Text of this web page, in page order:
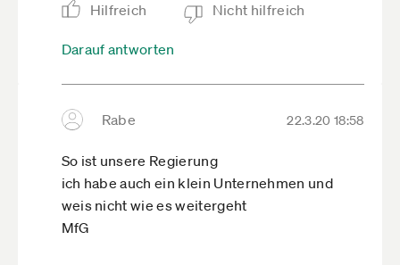
Hilfreich Nicht hilfreich
Darauf antworten
Rabe 22.3.20 18:58
So ist unsere Regierung
ich habe auch ein klein Unternehmen und
weis nicht wie es weitergeht
MfG